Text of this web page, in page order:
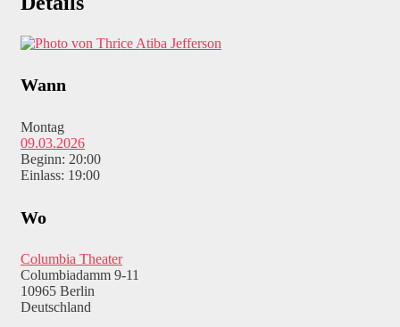
Atiba Jefferson
Wann
Montag
09.03.2026
Beginn: 20:00
Einlass: 19:00
Wo
Columbia Theater
Columbiadamm 9-11
10965 Berlin
Deutschland